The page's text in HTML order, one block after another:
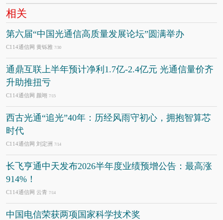
相关
第六届“中国光通信高质量发展论坛”圆满举办
C114通信网 黄铄雅 7/30
通鼎互联上半年预计净利1.7亿-2.4亿元 光通信量价齐
升助推扭亏
C114通信网 颜翊 7/15
西古光通“追光”40年：历经风雨守初心，拥抱智算芯
时代
C114通信网 刘定洲 7/14
长飞亨通中天发布2026半年度业绩预增公告：最高涨
914%！
C114通信网 云青 7/14
中国电信荣获两项国家科学技术奖